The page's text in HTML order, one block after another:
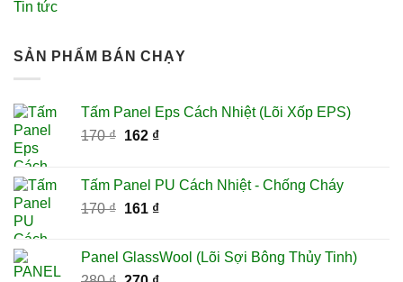
Tin tức
SẢN PHẨM BÁN CHẠY
Tấm Panel Eps Cách Nhiệt (Lõi Xốp EPS)
170₫ Giá
170 ₫.
162 ₫Giá
là:
162 ₫.
Tấm Panel PU Cách Nhiệt - Chống Cháy
170₫ Giá
170 ₫.
161 ₫Giá
là:
Panel GlassWool (Lõi Sợi Bông Thủy Tinh)